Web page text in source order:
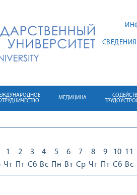
МЕДИЦИНА
1
Чт
2
Пт
3
Сб
4
Вс
5
Пн
6
Вт
7
Ср
8
Чт
9
Пт
10
Сб
11
Вс